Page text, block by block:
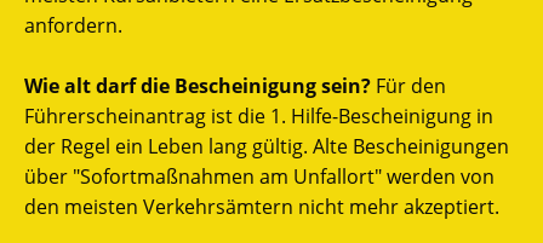
anfordern.
Wie alt darf die Bescheinigung sein? Für den
Führerscheinantrag ist die 1. Hilfe-Bescheinigung in
der Regel ein Leben lang gültig. Alte Bescheinigungen
über "Sofortmaßnahmen am Unfallort" werden von
den meisten Verkehrsämtern nicht mehr akzeptiert.